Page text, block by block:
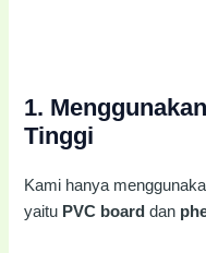
1.
Tinggi
Kami hanya
yaitu PVC board dan